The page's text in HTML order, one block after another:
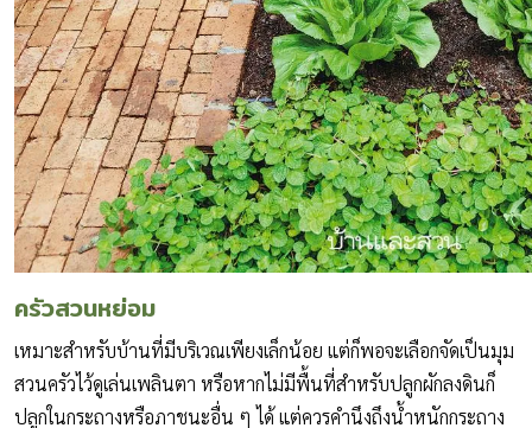
ครัวสวนหย่อม
เหมาะสำหรับบ้านที่มีบริเวณเพียงเล็กน้อย แต่ก็พอจะเลือกจัดเป็นมุม
สวนครัวไว้ดูเล่นเพลินตา หรือหากไม่มีพื้นที่สำหรับปลูกผักลงดินก็
ปลูกในกระถางหรือภาชนะอื่น ๆ ได้ แต่ควรคำนึงถึงน้ำหนักกระถาง